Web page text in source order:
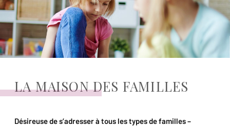
LA MAISON DES FAMILLES
Désireuse de s’adresser à tous les types de familles –